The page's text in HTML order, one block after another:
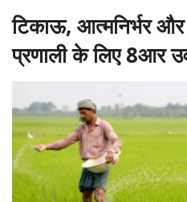
टिकाऊ, आत्मनिर्भर
प्रणाली के लिए 8आर